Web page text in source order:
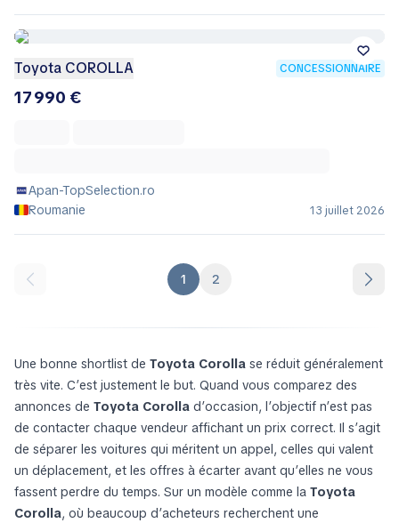
Toyota COROLLA CONCESSIONNAIRE
17 990 €
Apan-TopSelection.ro
Roumanie
13 juillet 2026
1 2
Une bonne shortlist de Toyota Corolla se réduit généralement
très vite. C’est justement le but. Quand vous comparez des
annonces de Toyota Corolla d’occasion, l’objectif n’est pas
de contacter chaque vendeur affichant un prix correct. Il s’agit
de séparer les voitures qui méritent un appel, celles qui valent
un déplacement, et les offres à écarter avant qu’elles ne vous
fassent perdre du temps. Sur un modèle comme la Toyota
Corolla, où beaucoup d’acheteurs recherchent une